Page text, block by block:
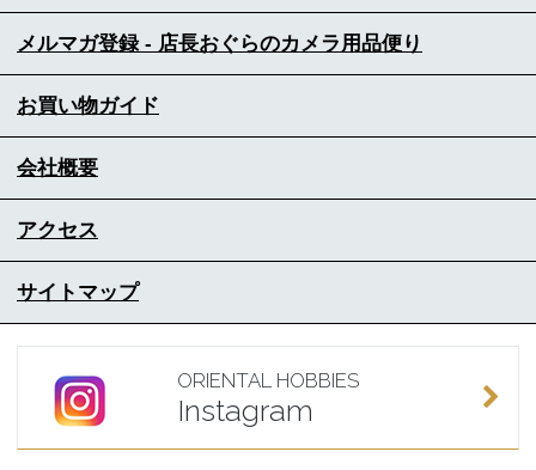
メルマガ登録 - 店長おぐらのカメラ用品便り
お買い物ガイド
会社概要
アクセス
サイトマップ
ORIENTAL HOBBIES
Instagram